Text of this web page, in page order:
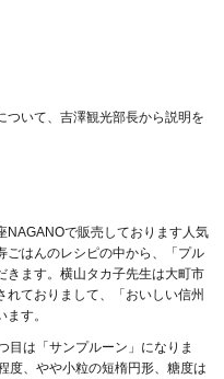
ついて、吉澤観光部長から説明を
NAGANOで販売しております人気
ごはんのレシピの中から、「プル
きます。横山タカ子先生は大町市
れておりまして、「おいしい信州
す。
目は「サンプルーン」になりま
度、やや小粒の短楕円形、糖度は